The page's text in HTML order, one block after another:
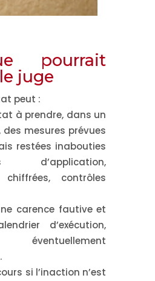
pourrait
juge
peut :
à prendre, dans un
des mesures prévues
restées inabouties
d’application,
chiffrées, contrôles
carence fautive et
d’exécution,
si l’inaction n’est